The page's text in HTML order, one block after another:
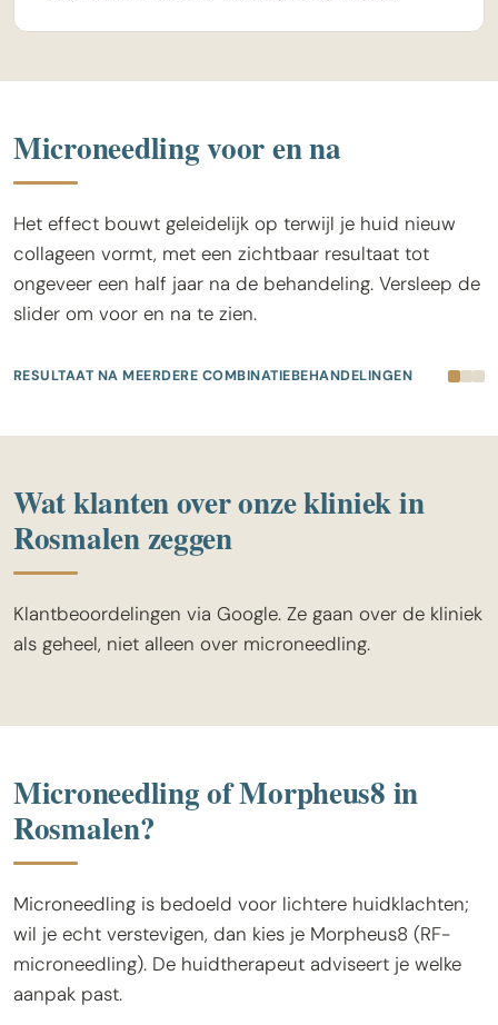
Microneedling voor en na
Het effect bouwt geleidelijk op terwijl je huid nieuw
collageen vormt, met een zichtbaar resultaat tot
ongeveer een half jaar na de behandeling. Versleep de
slider om voor en na te zien.
VOOR NA
RESULTAAT NA MEERDERE COMBINATIEBEHANDELINGEN
Wat klanten over onze kliniek in
Rosmalen zeggen
Klantbeoordelingen via Google. Ze gaan over de kliniek
als geheel, niet alleen over microneedling.
Microneedling of Morpheus8 in
Rosmalen?
Microneedling is bedoeld voor lichtere huidklachten;
wil je echt verstevigen, dan kies je Morpheus8 (RF-
microneedling). De huidtherapeut adviseert je welke
aanpak past.